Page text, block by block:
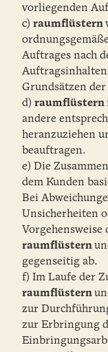
vorliegenden
c) raumflüstern
Auftrages nach
Grundsätzen
d) raumflüstern
andere
heranzuziehen
beauftragen.
e) Die
dem Kunden
Bei
Unsicherheiten
Vorgehensweise
raumflüstern
gegenseitig ab.
f) Im Laufe der
raumflüstern
zur
zur Erbringung